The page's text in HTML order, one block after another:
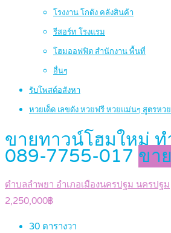
โรงงาน โกดัง คลังสินค้า
รีสอร์ท โรงแรม
โฮมออฟฟิต สำนักงาน พื้นที่
อื่นๆ
รับโพสต์อสังหา
หวยเด็ด เลขดัง หวยฟรี หวยแม่นๆ สูตรหวย
ขายทาวน์โฮมใหม่ ท
089-7755-017 ขา
ตำบลลำพยา อำเภอเมืองนครปฐม นครปฐม
2,250,000฿
30 ตารางวา